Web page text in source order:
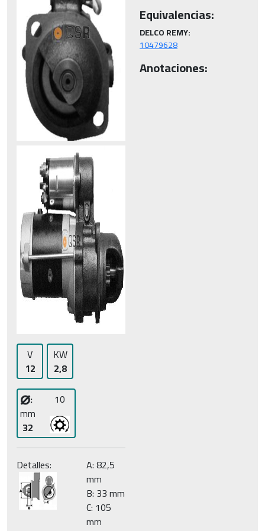
V
12
KW
2,8
⌀:
mm
32
10
Detalles:
A: 82,5
mm
B: 33 mm
C: 105
mm
Equivalencias:
DELCO REMY:
10479628
Anotaciones: